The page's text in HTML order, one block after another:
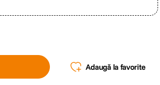
Adaugă la favorite